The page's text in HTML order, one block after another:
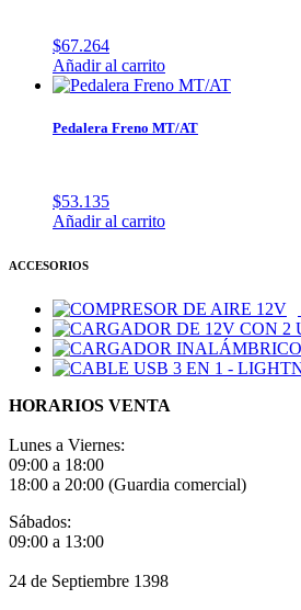
$67.264
Añadir al carrito
Pedalera Freno MT/AT
$53.135
Añadir al carrito
ACCESORIOS
HORARIOS VENTA
Lunes a Viernes:
09:00 a 18:00
18:00 a 20:00 (Guardia comercial)
Sábados:
09:00 a 13:00
24 de Septiembre 1398